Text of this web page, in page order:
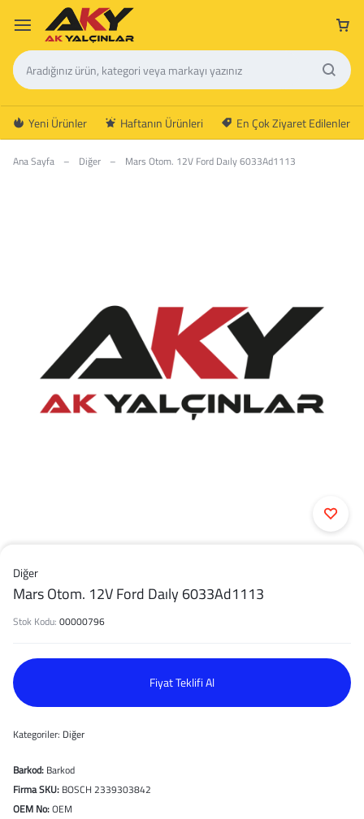
Yeni Ürünler Haftanın Ürünleri En Çok Ziyaret Edilenler
Ana Sayfa – Diğer – Mars Otom. 12V Ford Daıly 6033Ad1113
Diğer
Mars Otom. 12V Ford Daıly 6033Ad1113
Stok Kodu: 00000796
Fiyat Teklifi Al
Kategoriler: Diğer
Barkod: Barkod
Firma SKU: BOSCH 2339303842
OEM No:OEM